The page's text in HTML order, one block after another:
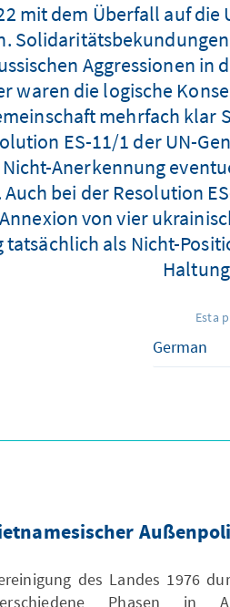
mit dem Überfall auf
Aggressionen
waren die logische
mehrfach klar
ES-11/1 der UN-
Anerkennung
Auch bei der Resolution
von vier
als Nicht-
Esta
des Landes 1976
Phasen in